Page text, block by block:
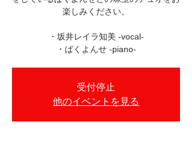
楽しみください。
・坂井レイラ知美 -vocal-
・ぱくよんせ -piano-
受付停止
他のイベントを見る